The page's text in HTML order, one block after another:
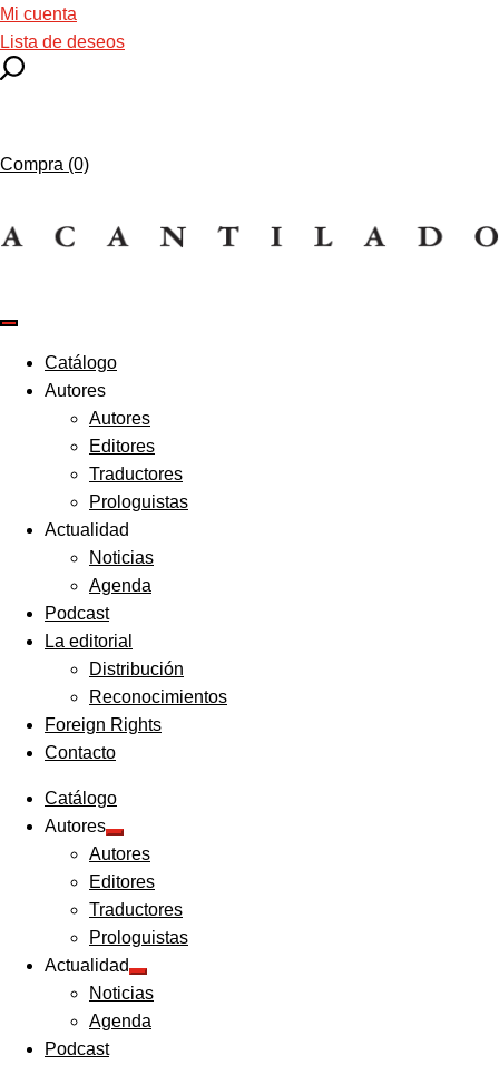
Mi cuenta
Lista de deseos
Compra (0)
Catálogo
Autores
Autores
Editores
Traductores
Prologuistas
Actualidad
Noticias
Agenda
Podcast
La editorial
Distribución
Reconocimientos
Foreign Rights
Contacto
Catálogo
Autores
Expandir
el
menú
hijo
Autores
Editores
Traductores
Prologuistas
Actualidad
Expandir
el
menú
hijo
Noticias
Agenda
Podcast